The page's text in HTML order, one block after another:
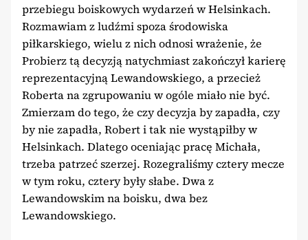
przebiegu boiskowych wydarzeń w Helsinkach.
Rozmawiam z ludźmi spoza środowiska
piłkarskiego, wielu z nich odnosi wrażenie, że
Probierz tą decyzją natychmiast zakończył karierę
reprezentacyjną Lewandowskiego, a przecież
Roberta na zgrupowaniu w ogóle miało nie być.
Zmierzam do tego, że czy decyzja by zapadła, czy
by nie zapadła, Robert i tak nie wystąpiłby w
Helsinkach. Dlatego oceniając pracę Michała,
trzeba patrzeć szerzej. Rozegraliśmy cztery mecze
w tym roku, cztery były słabe. Dwa z
Lewandowskim na boisku, dwa bez
Lewandowskiego.